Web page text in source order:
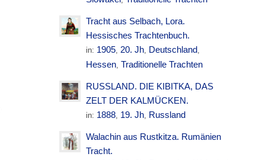
Tracht aus Selbach, Lora.
Hessisches Trachtenbuch.
in: 1905,20. Jh, Deutschland,
Hessen, Traditionelle Trachten
RUSSLAND. DIE KIBITKA, DAS
ZELT DER KALMÜCKEN.
in: 1888, 19. Jh, Russland
Walachin aus Rustkitza. Rumänien
Tracht.